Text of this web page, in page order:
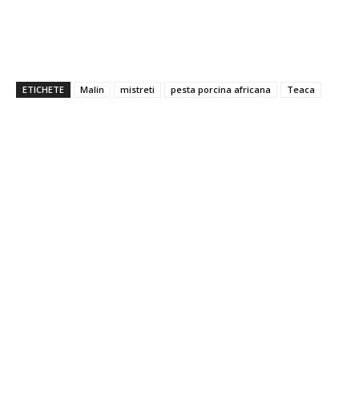
ETICHETE Malin mistreti pesta porcina africana Teaca